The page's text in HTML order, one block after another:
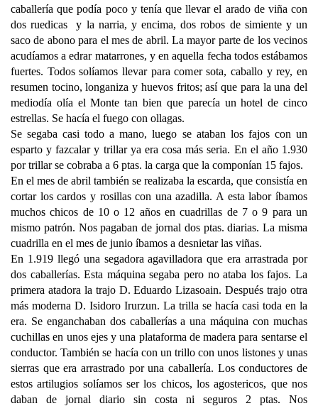
caballería que podía poco y tenía que llevar el arado de viña con
dos ruedicas y la narria, y encima, dos robos de simiente y un
saco de abono para el mes de abril. La mayor parte de los vecinos
acudíamos a edrar matarrones, y en aquella fecha todos estábamos
fuertes. Todos solíamos llevar para comer sota, caballo y rey, en
resumen tocino, longaniza y huevos fritos; así que para la una del
mediodía olía el Monte tan bien que parecía un hotel de cinco
estrellas. Se hacía el fuego con ollagas.
Se segaba casi todo a mano, luego se ataban los fajos con un
esparto y fazcalar y trillar ya era cosa más seria. En el año 1.930
por trillar se cobraba a 6 ptas. la carga que la componían 15 fajos.
En el mes de abril también se realizaba la escarda, que consistía en
cortar los cardos y rosillas con una azadilla. A esta labor íbamos
muchos chicos de 10 o 12 años en cuadrillas de 7 o 9 para un
mismo patrón. Nos pagaban de jornal dos ptas. diarias. La misma
cuadrilla en el mes de junio íbamos a desnietar las viñas.
En 1.919 llegó una segadora agavilladora que era arrastrada por
dos caballerías. Esta máquina segaba pero no ataba los fajos. La
primera atadora la trajo D. Eduardo Lizasoain. Después trajo otra
más moderna D. Isidoro Irurzun. La trilla se hacía casi toda en la
era. Se enganchaban dos caballerías a una máquina con muchas
cuchillas en unos ejes y una plataforma de madera para sentarse el
conductor. También se hacía con un trillo con unos listones y unas
sierras que era arrastrado por una caballería. Los conductores de
estos artilugios solíamos ser los chicos, los agostericos, que nos
daban de jornal diario sin costa ni seguros 2 ptas. Nos